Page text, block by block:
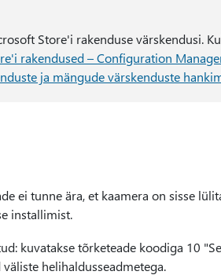
Store'i rakenduse värskendusi.
rakendused – Configuration
ja mängude värskenduste
ei tunne ära, et kaamera on sisse
installimist.
kuvatakse tõrketeade koodiga 10
helihaldusseadmetega.